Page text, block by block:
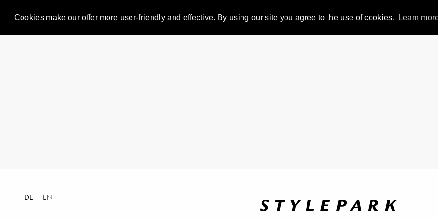
Cookies make our offer more user-friendly and effective. By using our site you agree to the use of cookies. Learn
DE EN